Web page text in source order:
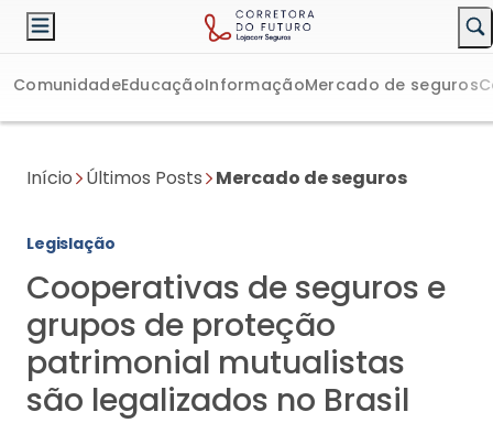
ComunidadeEducaçãoInformaçãoMercado de seguros
Início Últimos Posts Mercado de seguros
Legislação
Cooperativas de seguros e
grupos de proteção
patrimonial mutualistas
são legalizados no Brasil